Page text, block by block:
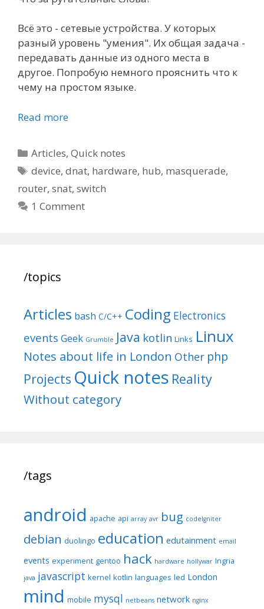
Всё это - сетевые устройства. У которых
разный уровень "умения". Их общая задача -
передавать данные из одного места в
другое. Попробую немного прояснить что к
чему на простом языке.
Read more
Categories
Articles,Quick notes
Tags
device,dnat, hardware, hub, masquerade,
router, snat, switch
1 Comment
/topics
Articles bash C/C++ Coding Electronics
events Geek Grumble Java kotlin Links Linux
Notes about life in London Other php
Projects Quick notes Reality
Without category
/tags
android apache api array avr bug codeIgniter
debian duolingo education edutainment email
events experiment gentoo hack hardware hollywar Ingria
java javascript kernel kotlin languages led London
mind mobile mysql netbeans network nginx